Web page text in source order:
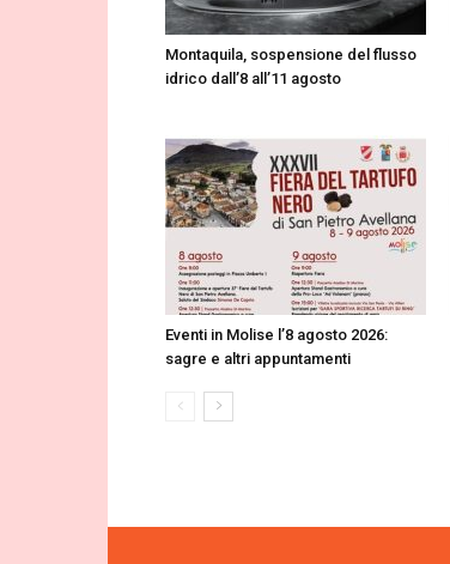
Montaquila, sospensione del flusso
idrico dall’8 all’11 agosto
Eventi in Molise l’8 agosto 2026:
sagre e altri appuntamenti